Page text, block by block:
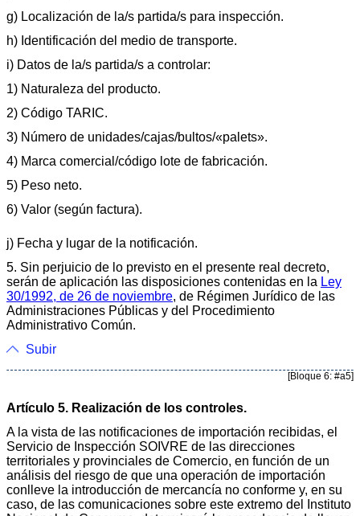
g) Localización de la/s partida/s para inspección.
h) Identificación del medio de transporte.
i) Datos de la/s partida/s a controlar:
1) Naturaleza del producto.
2) Código TARIC.
3) Número de unidades/cajas/bultos/«palets».
4) Marca comercial/código lote de fabricación.
5) Peso neto.
6) Valor (según factura).
j) Fecha y lugar de la notificación.
5. Sin perjuicio de lo previsto en el presente real decreto,
serán de aplicación las disposiciones contenidas en la Ley
30/1992, de 26 de noviembre, de Régimen Jurídico de las
Administraciones Públicas y del Procedimiento
Administrativo Común.
Subir
[Bloque 6: #a5]
Artículo 5. Realización de los controles.
A la vista de las notificaciones de importación recibidas, el
Servicio de Inspección SOIVRE de las direcciones
territoriales y provinciales de Comercio, en función de un
análisis del riesgo de que una operación de importación
conlleve la introducción de mercancía no conforme y, en su
caso, de las comunicaciones sobre este extremo del Instituto